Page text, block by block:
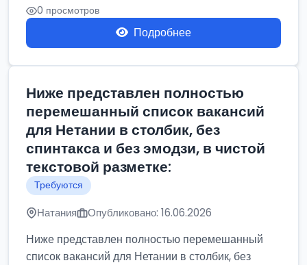
0 просмотров
Подробнее
Ниже представлен полностью
перемешанный список вакансий
для Нетании в столбик, без
спинтакса и без эмодзи, в чистой
текстовой разметке:
Требуются
Натания Опубликовано: 16.06.2026
Ниже представлен полностью перемешанный
список вакансий для Нетании в столбик, без